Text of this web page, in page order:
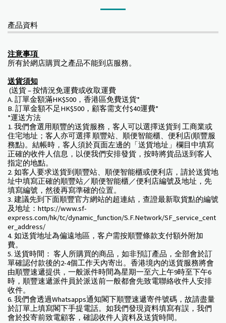
產品資料
注意事項
所有於網店購買之產品不能到店服務。
送貨須知
(送貨 – 按情況免運費或收取運費
A. 訂單金額滿HK$500，香港區免費送貨*
B. 訂單金額不足HK$500，顧客需支付$40運費*
*運送方法
1. 我們會選用順豐的送貨服務，客人可以選擇送貨到 工商業或
住宅地址；客人亦可選擇 順豐站、順便智能櫃、便利店(順豐服
務點)。結帳時，客人須於頁面左邊的「送貨地址」欄目中填寫
正確的收件人信息，以便我們安排發貨，按時將貨品送到客人
指定的地點。
2. 如客人要求送貨到順豐站、順便智能櫃或便利店，請於送貨地
址中填寫正確的順豐站／順便智能櫃／便利店編號及地址，先
填寫編號，然後再寫準確的位置。
3. 建議先到下面順豐官方網站的超連結，查證最新取貨點的編號
及地址：https://www.sf-
express.com/hk/tc/dynamic_function/S.F.Network/SF_service_cent
er_address/
4. 如送貨地址為偏遠地區，客户需按順豐條款支付額外附加
費。
5. 送貨時間： 客人所購買的商品，如非預訂產品，全部會於訂
單確認付款後的2-4個工作天內寄出。香港境內的送貨服務將會
由順豐速遞提供，一般派件時間為星期一至六上午9時至下午6
時，順豐速遞派件員於派送前一般都會先致電聯絡收件人安排
收件。
6. 我們會透過Whatsapps通知閣下順豐速遞寄件號碼，故請盡量
於訂單上填寫閣下手提電話。如我們發現資料填寫有誤，我們
會於投寄前致電顧客，確認收件人資料及送貨時間。